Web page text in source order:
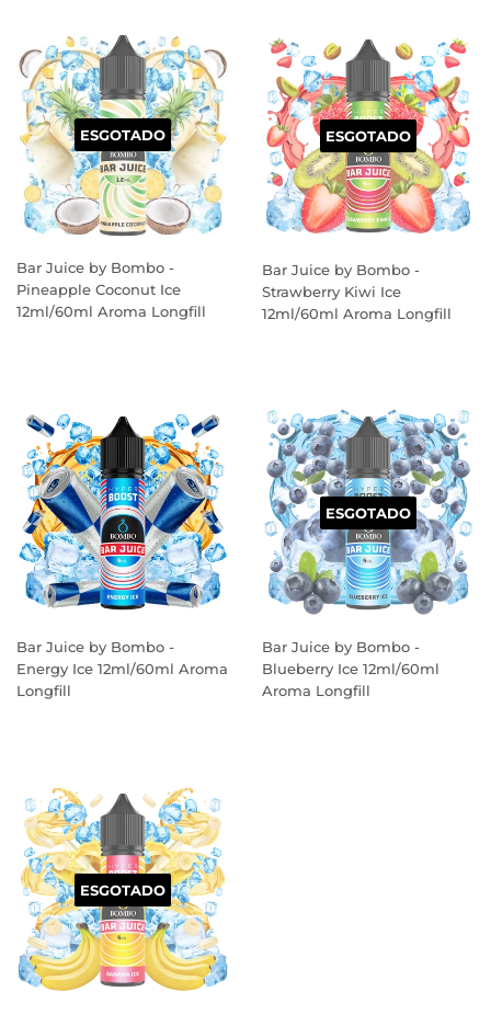
ESGOTADO
Bar Juice by Bombo -
Pineapple Coconut Ice
12ml/60ml Aroma Longfill
ESGOTADO
Bar Juice by Bombo -
Strawberry Kiwi Ice
12ml/60ml Aroma Longfill
Bar Juice by Bombo -
Energy Ice 12ml/60ml Aroma
Longfill
ESGOTADO
Bar Juice by Bombo -
Blueberry Ice 12ml/60ml
Aroma Longfill
ESGOTADO